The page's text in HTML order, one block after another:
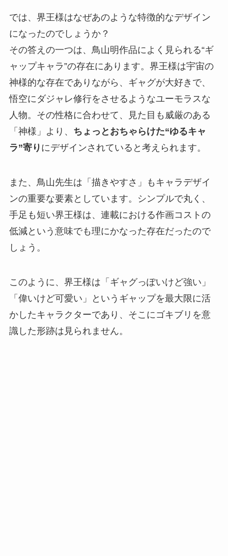
では、界王様はなぜあのような特徴的なデザイン
になったのでしょうか？
その答えの一つは、鳥山明作品によく見られる“ギ
ャップキャラ”の存在にあります。界王様は宇宙の
神様的な存在でありながら、ギャグが大好きで、
悟空にダジャレ修行をさせるようなユーモラスな
人物。その性格に合わせて、見た目も威厳のある
「神様」より、 ちょっとおちゃらけた“ゆるキャ
ラ”寄り にデザインされていると考えられます。
また、鳥山先生は「描きやすさ」もキャラデザイ
ンの重要な要素としています。シンプルで丸く、
手足も短い界王様は、連載における作画コストの
低減という意味でも理にかなった存在だったので
しょう。
このように、界王様は「ギャグっぽいけど強い」
「偉いけど可愛い」というギャップを最大限に活
かしたキャラクターであり、そこにゴキブリを意
識した形跡は見られません。